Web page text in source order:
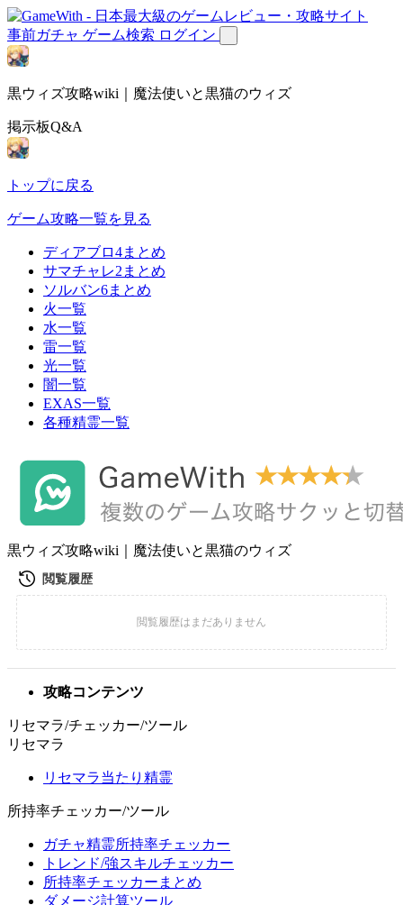
事前ガチャ ゲーム検索 ログイン
黒ウィズ攻略wiki｜魔法使いと黒猫のウィズ
掲示板Q&A
トップに戻る
ゲーム攻略一覧を見る
ディアブロ4まとめ
サマチャレ2まとめ
ソルバン6まとめ
火一覧
水一覧
雷一覧
光一覧
闇一覧
EXAS一覧
各種精霊一覧
黒ウィズ攻略wiki｜魔法使いと黒猫のウィズ
攻略コンテンツ
リセマラ/チェッカー/ツール
リセマラ
リセマラ当たり精霊
所持率チェッカー/ツール
ガチャ精霊所持率チェッカー
トレンド/強スキルチェッカー
所持率チェッカーまとめ
ダメージ計算ツール